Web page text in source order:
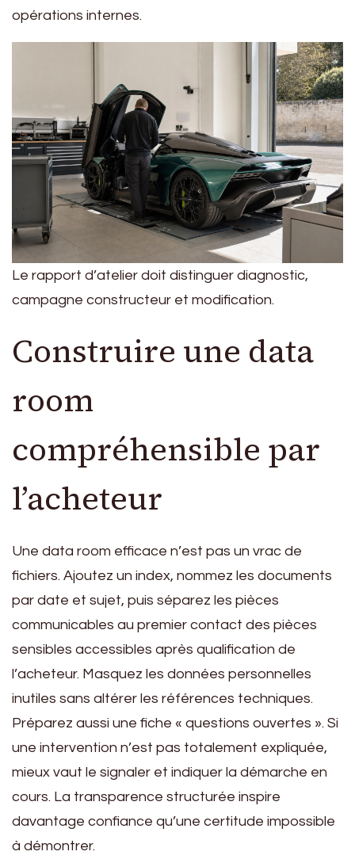
opérations internes.
Le rapport d’atelier doit distinguer diagnostic,
campagne constructeur et modification.
Construire une data
room
compréhensible par
l’acheteur
Une data room efficace n’est pas un vrac de
fichiers. Ajoutez un index, nommez les documents
par date et sujet, puis séparez les pièces
communicables au premier contact des pièces
sensibles accessibles après qualification de
l’acheteur. Masquez les données personnelles
inutiles sans altérer les références techniques.
Préparez aussi une fiche « questions ouvertes ». Si
une intervention n’est pas totalement expliquée,
mieux vaut le signaler et indiquer la démarche en
cours. La transparence structurée inspire
davantage confiance qu’une certitude impossible
à démontrer.